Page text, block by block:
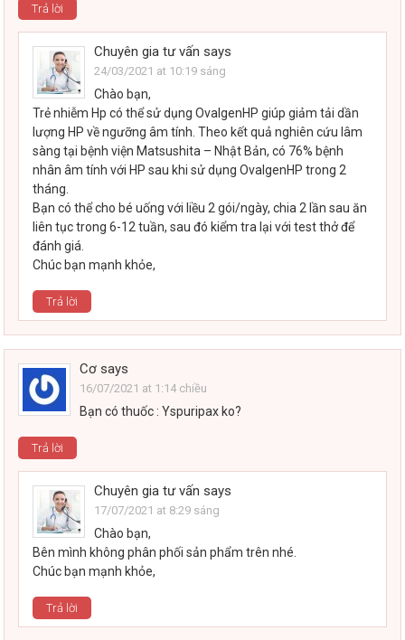
Trả lời
Chuyên gia tư vấn says
24/03/2021 at 10:19 sáng
Chào bạn,
Trẻ nhiễm Hp có thể sử dụng OvalgenHP giúp giảm tải dần
lượng HP về ngưỡng âm tính. Theo kết quả nghiên cứu lâm
sàng tại bệnh viện Matsushita – Nhật Bản, có 76% bệnh
nhân âm tính với HP sau khi sử dụng OvalgenHP trong 2
tháng.
Bạn có thể cho bé uống với liều 2 gói/ngày, chia 2 lần sau ăn
liên tục trong 6-12 tuần, sau đó kiểm tra lại với test thở để
đánh giá.
Chúc bạn mạnh khỏe,
Trả lời
Cơ says
16/07/2021 at 1:14 chiều
Bạn có thuốc : Yspuripax ko?
Trả lời
Chuyên gia tư vấn says
17/07/2021 at 8:29 sáng
Chào bạn,
Bên mình không phân phối sản phẩm trên nhé.
Chúc bạn mạnh khỏe,
Trả lời